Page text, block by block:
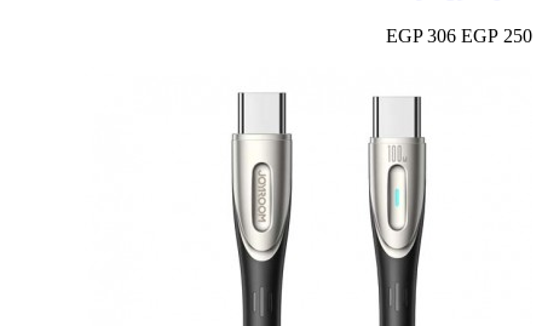
250 EGP
306 EGP